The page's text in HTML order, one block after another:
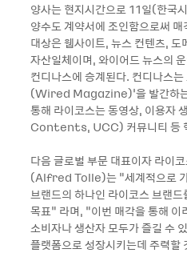
양사는 현지시간으로 11일(한국
양수도 계약서에 조인함으로써
대상은 웹사이트, 뉴스 컨텐츠, 도
자산일체이며, 와이어드 뉴스의
컨디나스에 승계된다. 컨디나스
(Wired Magazine)’을 발간하
통해 라이코스는 동영상, 이용
Contents, UCC) 커뮤니티 등
다음 글로벌 부문 대표이자 라이
(Alfred Tolle)는 “세계적으로
브랜드의 하나인 라이코스 브랜
목표” 라며, “이번 매각을 통해 이
소비자나 생산자 모두가 즐길 수
플랫폼으로 성장시키는데 주력할